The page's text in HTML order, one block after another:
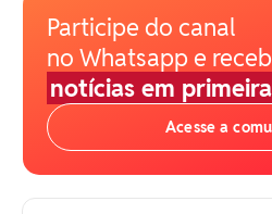
Participe do canal
no Whatsapp e
notícias em
Acesse a